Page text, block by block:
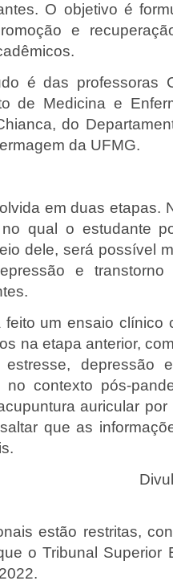
O objetivo é
e
é das professoras
de Medicina e
do
da UFMG.
em duas etapas.
qual o estudante
dele, será possível
e
um ensaio clínico
na etapa anterior,
depressão
no contexto pós-
auricular
que as
estão restritas,
o Tribunal Superior